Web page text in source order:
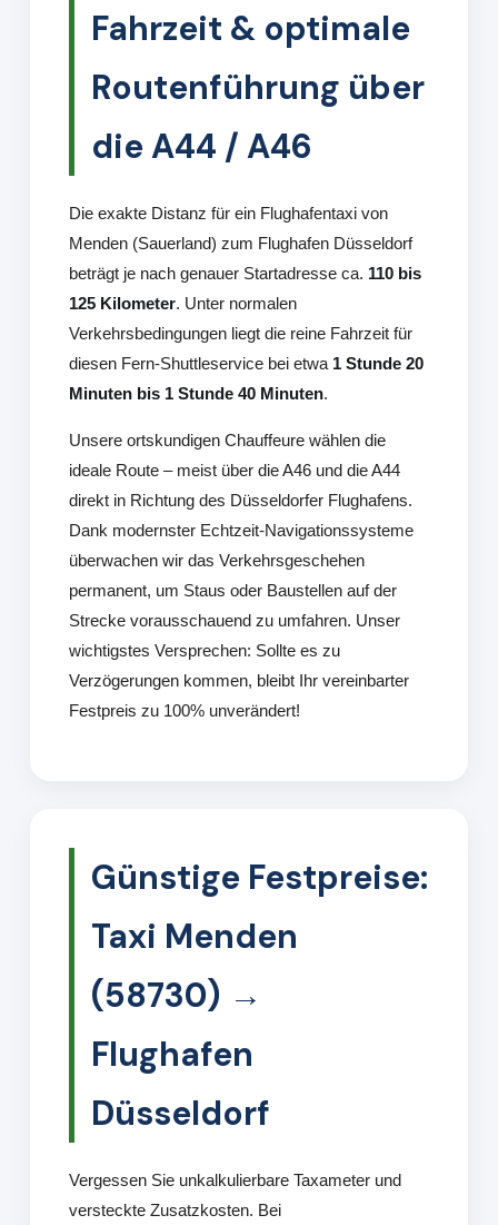
Fahrzeit & optimale
Routenführung über
die A44 / A46
Die exakte Distanz für ein Flughafentaxi von
Menden (Sauerland) zum Flughafen Düsseldorf
beträgt je nach genauer Startadresse ca. 110 bis
125 Kilometer. Unter normalen
Verkehrsbedingungen liegt die reine Fahrzeit für
diesen Fern-Shuttleservice bei etwa 1 Stunde 20
Minuten bis 1 Stunde 40 Minuten.
Unsere ortskundigen Chauffeure wählen die
ideale Route – meist über die A46 und die A44
direkt in Richtung des Düsseldorfer Flughafens.
Dank modernster Echtzeit-Navigationssysteme
überwachen wir das Verkehrsgeschehen
permanent, um Staus oder Baustellen auf der
Strecke vorausschauend zu umfahren. Unser
wichtigstes Versprechen: Sollte es zu
Verzögerungen kommen, bleibt Ihr vereinbarter
Festpreis zu 100% unverändert!
Günstige Festpreise:
Taxi Menden
(58730) →
Flughafen
Düsseldorf
Vergessen Sie unkalkulierbare Taxameter und
versteckte Zusatzkosten. Bei